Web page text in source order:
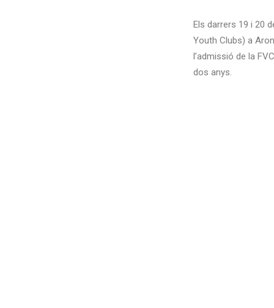
Els darrers 19 i 20
Youth Clubs) a
l’admissió de la
dos anys.